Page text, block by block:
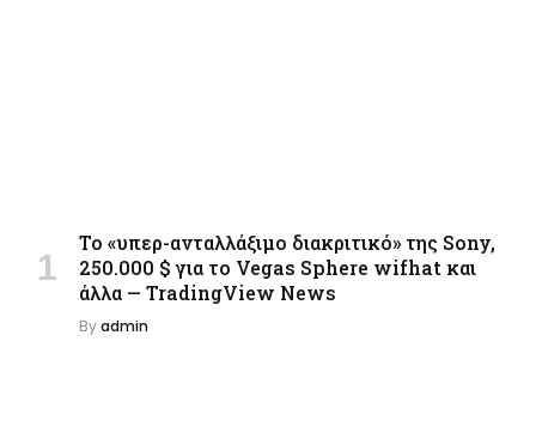
Το «υπερ-ανταλλάξιμο διακριτικό» της Sony,
250.000 $ για το Vegas Sphere wifhat και
άλλα — TradingView News
Byadmin